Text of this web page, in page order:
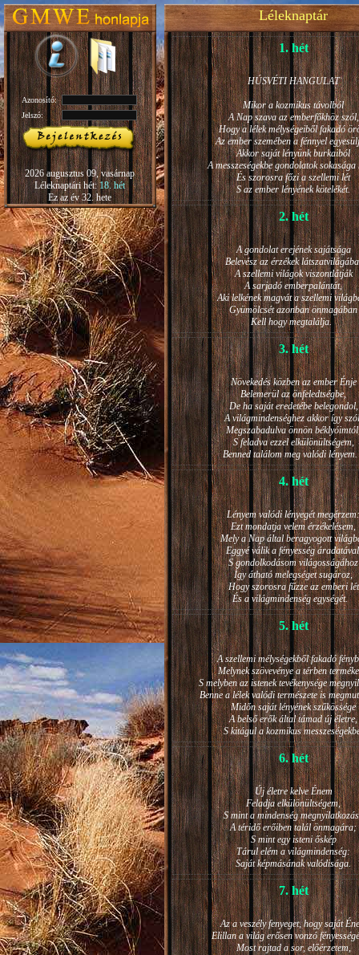
Azonosító:
Jelszó:
2026 augusztus 09, vasárnap
Léleknaptári hét:18. hét
Ez az év 32. hete
Léleknaptár
1. hét
HÚSVÉTI HANGULAT
Mikor a kozmikus távolból
A Nap szava az emberfőkhöz szól,
Hogy a lélek mélységeiből fakadó
Az ember szemében a fénnyel
Akkor saját lényünk burkaiból
A messzeségekbe gondolatok sokasága
És szorosra főzi a szellemi lét
S az ember lényének kötelékét.
2. hét
A gondolat erejének sajátsága
Belevész az érzékek
A szellemi világok viszontlátják
A sarjadó emberpalántát,
Aki lelkének magvát a szellemi
Gyümölcsét azonban önmagában
Kell hogy megtalálja.
3. hét
Növekedés közben az ember Énje
Belemerül az önfeledtségbe,
De ha saját eredetébe belegondol,
A világmindenséghez akkor így
Megszabadulva önnön
S feladva ezzel elkülönültségem,
Benned találom meg valódi
4. hét
Lényem valódi lényegét megérzem:
Ezt mondatja velem érzékelésem,
Mely a Nap által beragyogott
Eggyé válik a fényesség
S gondolkodásom világosságához
Így átható melegséget sugároz,
Hogy szorosra fűzze az emberi lét
És a világmindenség egységét.
5. hét
A szellemi mélységekből fakadó
Melynek szövevénye a térben
S melyben az istenek tevékenysége
Benne a lélek valódi természete is
Midőn saját lényének szűkössége
A belső erők által támad új életre,
S kitágul a kozmikus
6. hét
Új életre kelve Énem
Feladja elkülönültségem,
S mint a mindenség
A téridő erőiben talál önmagára;
S mint egy isteni őskép
Tárul elém a világmindenség:
Saját képmásának valódisága.
7. hét
Az a veszély fenyeget, hogy saját
Elillan a világ erősen vonzó
Most rajtad a sor, előérzetem,